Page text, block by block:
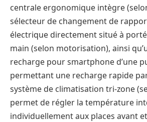
centrale ergonomique intègre
sélecteur de changement de
électrique directement situé à
main (selon motorisation), ainsi
recharge pour smartphone d’une
permettant une recharge rapide
système de climatisation tri-zone
permet de régler la température
individuellement aux places avant